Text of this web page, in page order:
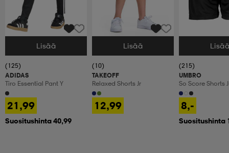
Valitse Koko
Lisää
(125)
ADIDAS
Tiro Essential Pant Y
21,99
Suositushinta 40,99
Valitse Koko
Lisää
(10)
TAKEOFF
Relaxed Shorts Jr
12,99
Valitse Koko
(215)
UMBRO
So Score Shorts
8,-
Suositushinta